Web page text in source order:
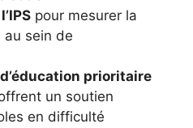
pour mesurer la
au sein de
prioritaire
un soutien
en difficulté